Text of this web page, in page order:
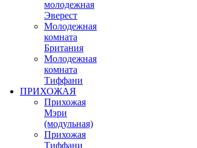
молодежная
Эверест
Молодежная
комната
Британия
Молодежная
комната
Тиффани
ПРИХОЖАЯ
Прихожая
Мэри
(модульная)
Прихожая
Тиффани